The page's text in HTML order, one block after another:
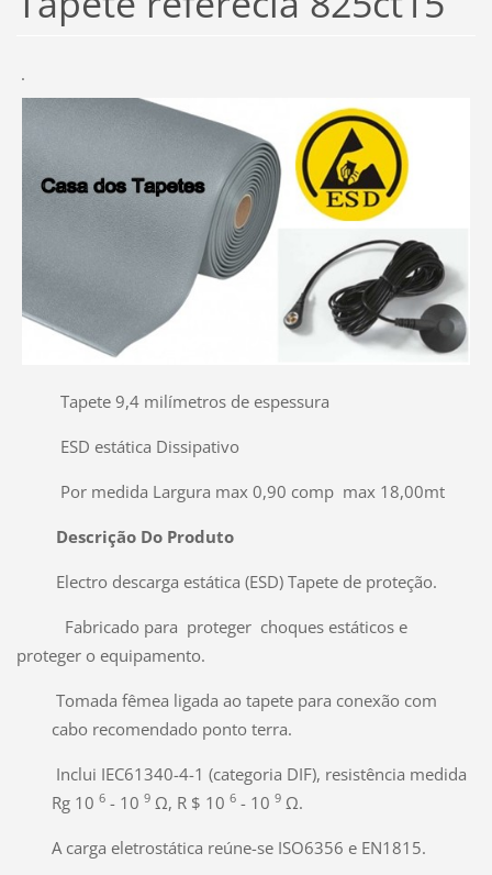
·
Tapete 9,4 milímetros de espessura
ESD estática Dissipativo
Por medida Largura max 0,90 comp max 18,00mt
Descrição Do Produto
Electro descarga estática (ESD) Tapete de proteção.
Fabricado para proteger choques estáticos e
proteger o equipamento.
Tomada fêmea ligada ao tapete para conexão com
cabo recomendado ponto terra.
Inclui IEC61340-4-1 (categoria DIF), resistência medida
Rg 10 6- 10 9Ω, R $ 10 6- 10 9Ω.
A carga eletrostática reúne-se ISO6356 e EN1815.